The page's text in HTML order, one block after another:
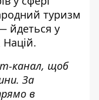
туризм
йдеться у
Націй.
канал, щоб
За
в